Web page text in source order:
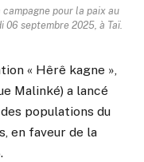
pour la paix au
06 septembre 2025, à Taï.
« Hêrê kagne »,
Malinké) a lancé
populations du
en faveur de la